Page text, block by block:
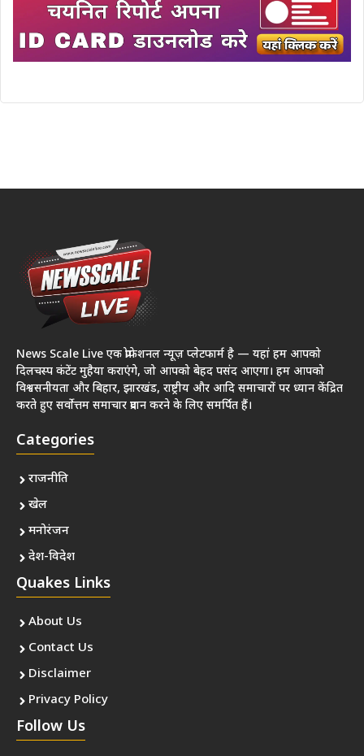
News Scale Live एक प्रोफेशनल न्यूज़ प्लेटफार्म है — यहां हम आपको
दिलचस्प कंटेंट मुहैया कराएंगे, जो आपको बेहद पसंद आएगा। हम आपको
विश्वसनीयता और बिहार, झारखंड, राष्ट्रीय और आदि समाचारों पर ध्यान केंद्रित
करते हुए सर्वोत्तम समाचार प्रदान करने के लिए समर्पित हैं।
Categories
राजनीति
खेल
मनोरंजन
देश-विदेश
Quakes Links
About Us
Contact Us
Disclaimer
Privacy Policy
Follow Us